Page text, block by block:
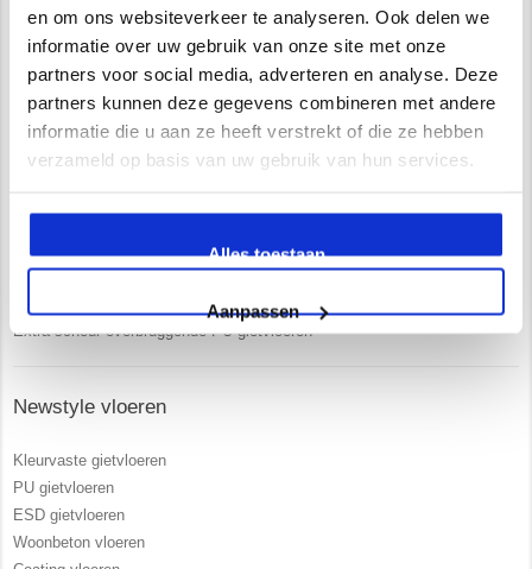
en om ons websiteverkeer te analyseren. Ook delen we
informatie over uw gebruik van onze site met onze
partners voor social media, adverteren en analyse. Deze
partners kunnen deze gegevens combineren met andere
informatie die u aan ze heeft verstrekt of die ze hebben
verzameld op basis van uw gebruik van hun services.
Alles toestaan
Aanpassen
Wij zijn VCA gecertificeerd
Waarom kiest u voor Newstyle?
Zelf opgeleiden vakmensen in dienst
Vrijblijvend advies in onze 250 m2 showroom
UV- bestendige PU gietvloeren
Extra scheur overbruggende PU gietvloeren
Newstyle vloeren
Kleurvaste gietvloeren
PU gietvloeren
ESD gietvloeren
Woonbeton vloeren